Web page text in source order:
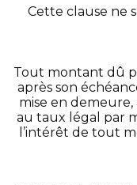
Cette clause ne
Tout montant dû
après son
mise en
au taux légal par
l’intérêt de tout